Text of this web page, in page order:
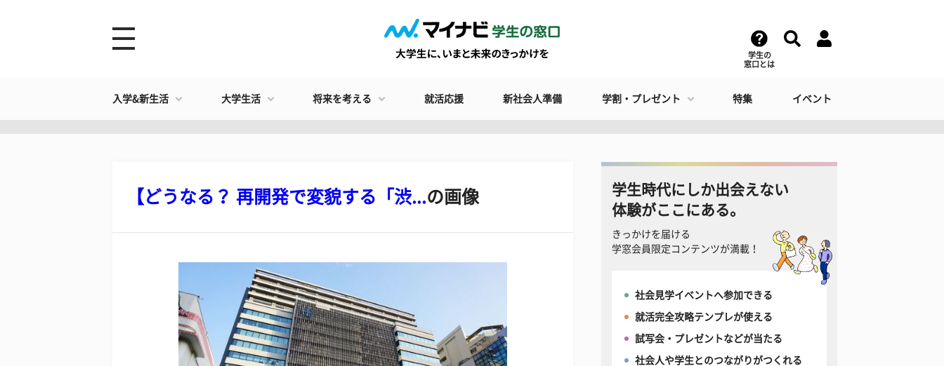
学生の
窓口とは
入学&新生活 大学生活 将来を考える 就活応援 新社会人準備 学割・プレゼント 特集 イベント
【どうなる？ 再開発で変貌する「渋...の画像
学生時代にしか出会えない
体験がここにある。
きっかけを届ける
学窓会員限定コンテンツが満載！
社会見学イベントへ参加できる
就活完全攻略テンプレが使える
試写会・プレゼントなどが当たる
社会人や学生とのつながりがつくれる